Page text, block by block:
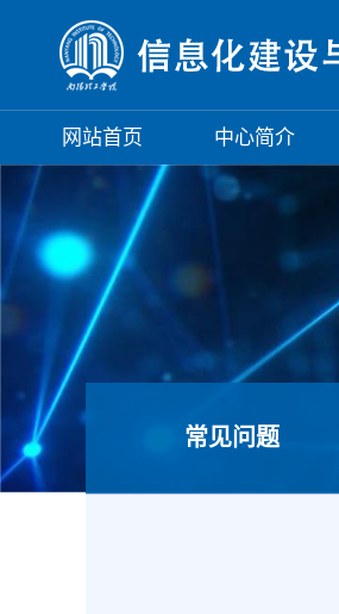
网站首页 中心简介
常见问题